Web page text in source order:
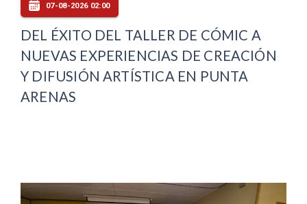
07-08-2026 02:00
DEL ÉXITO DEL TALLER DE CÓMIC A
NUEVAS EXPERIENCIAS DE CREACIÓN
Y DIFUSIÓN ARTÍSTICA EN PUNTA
ARENAS